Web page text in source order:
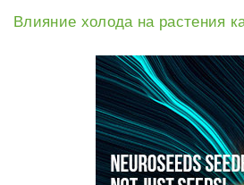
Влияние холода на растения